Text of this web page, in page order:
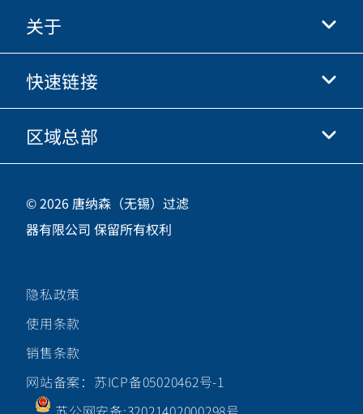
抖音
快手
优酷
微信
关于
关于我们
商业行为准则
职业发展
快速链接
唐纳森电商网站
投资人
供应商
区域总部
中国江苏省无锡市新吴区
咨询热线
关注唐纳森微信公众号
© 2026 唐纳森（无锡）过滤
器有限公司 保留所有权利
隐私政策
使用条款
销售条款
网站备案：苏ICP备05020462号-1